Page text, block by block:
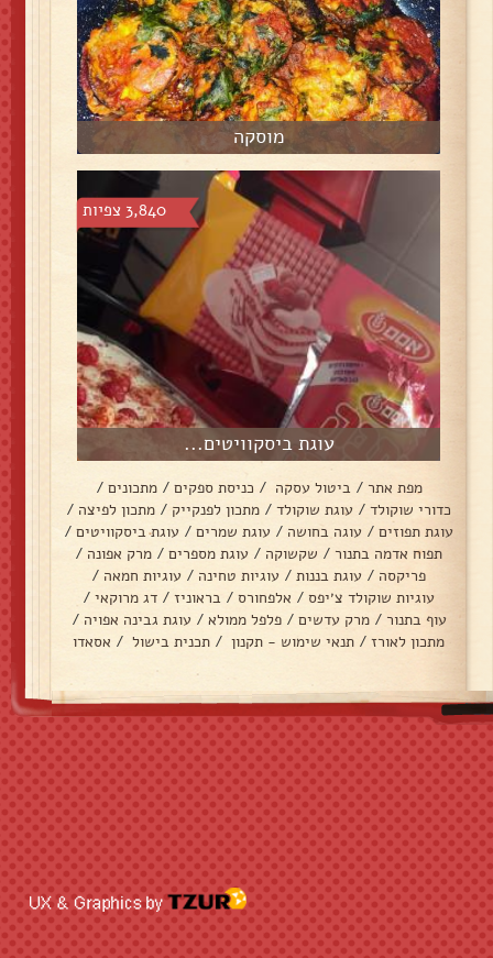
מוסקה
3,840 צפיות
עוגת ביסקוויטים...
מפת אתר / ביטול עסקה / כניסת ספקים / מתכונים /
כדורי שוקולד / עוגת שוקולד / מתכון לפנקייק / מתכון לפיצה /
עוגת תפוזים / עוגה בחושה / עוגת שמרים / עוגת ביסקוויטים /
תפוח אדמה בתנור / שקשוקה / עוגת מספרים / מרק אפונה /
פריקסה / עוגת בננות / עוגיות טחינה / עוגיות חמאה /
עוגיות שוקולד צ׳יפס / אלפחורס / בראוניז / דג מרוקאי /
עוף בתנור / מרק עדשים / פלפל ממולא / עוגת גבינה אפויה /
מתכון לאורז / תנאי שימוש - תקנון / תכנית בישול / אסאדו